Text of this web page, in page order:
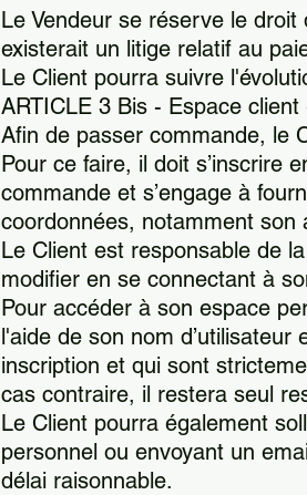
Le Vendeur se réserve le
existerait un litige relatif au
Le Client pourra suivre
ARTICLE 3 Bis - Espace
Afin de passer commande, le
Pour ce faire, il doit s’inscrire
commande et s’engage à
coordonnées, notamment son
Le Client est responsable de
modifier en se connectant à
Pour accéder à son espace
l'aide de son nom
inscription et qui sont
cas contraire, il restera seul
Le Client pourra également
personnel ou envoyant un
délai raisonnable.